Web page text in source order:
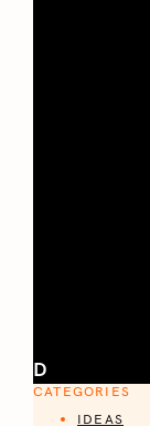
D
CATEGORIES
IDEAS